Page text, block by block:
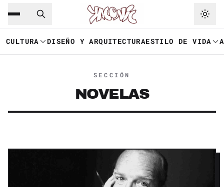
Saltar al contenido principal
CULTURA DISEÑO Y ARQUITECTURAESTILO DE VIDA
SECCIÓN
NOVELAS